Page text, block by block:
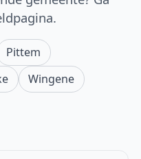
Pittem
Wingene